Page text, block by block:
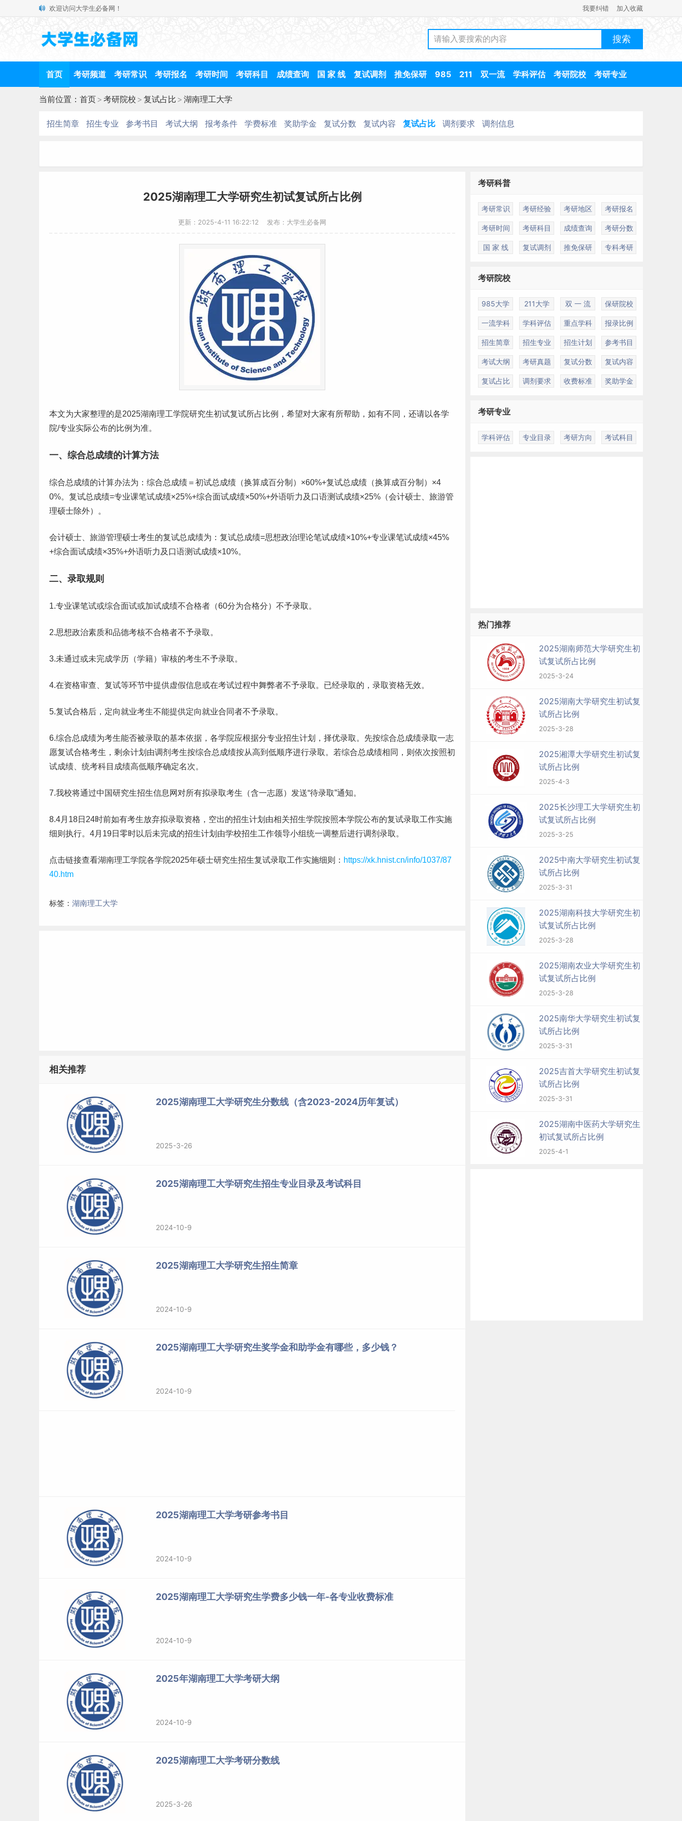
欢迎访问大学生必备网！ 我要纠错 加入收藏
首页 考研频道 考研常识 考研报名 考研时间 考研科目 成绩查询 国 家 线 复试调剂 推免保研 985 211 双一流 学科评估 考研院校 考研专业
当前位置： 首页> 考研院校 > 复试占比 > 湖南理工大学
招生简章 招生专业 参考书目 考试大纲 报考条件 学费标准 奖助学金 复试分数 复试内容 复试占比 调剂要求 调剂信息
2025湖南理工大学研究生初试复试所占比例
更新：2025-4-11 16:22:12 发布：大学生必备网
本文为大家整理的是2025湖南理工学院研究生初试复试所占比例，希望对大家有所帮助，如有不同，还请以各学
院/专业实际公布的比例为准。
一、综合总成绩的计算方法
综合总成绩的计算办法为：综合总成绩＝初试总成绩（换算成百分制）×60%+复试总成绩（换算成百分制）×4
0%。复试总成绩=专业课笔试成绩×25%+综合面试成绩×50%+外语听力及口语测试成绩×25%（会计硕士、旅游管
理硕士除外）。
会计硕士、旅游管理硕士考生的复试总成绩为：复试总成绩=思想政治理论笔试成绩×10%+专业课笔试成绩×45%
+综合面试成绩×35%+外语听力及口语测试成绩×10%。
二、录取规则
1.专业课笔试或综合面试或加试成绩不合格者（60分为合格分）不予录取。
2.思想政治素质和品德考核不合格者不予录取。
3.未通过或未完成学历（学籍）审核的考生不予录取。
4.在资格审查、复试等环节中提供虚假信息或在考试过程中舞弊者不予录取。已经录取的，录取资格无效。
5.复试合格后，定向就业考生不能提供定向就业合同者不予录取。
6.综合总成绩为考生能否被录取的基本依据，各学院应根据分专业招生计划，择优录取。先按综合总成绩录取一志
愿复试合格考生，剩余计划由调剂考生按综合总成绩按从高到低顺序进行录取。若综合总成绩相同，则依次按照初
试成绩、统考科目成绩高低顺序确定名次。
7.我校将通过中国研究生招生信息网对所有拟录取考生（含一志愿）发送“待录取”通知。
8.4月18日24时前如有考生放弃拟录取资格，空出的招生计划由相关招生学院按照本学院公布的复试录取工作实施
细则执行。4月19日零时以后未完成的招生计划由学校招生工作领导小组统一调整后进行调剂录取。
点击链接查看湖南理工学院各学院2025年硕士研究生招生复试录取工作实施细则： https://xk.hnist.cn/info/1037/87
40.htm
标签： 湖南理工大学
相关推荐
2025湖南理工大学研究生分数线（含2023-2024历年复试）
2025-3-26
2025湖南理工大学研究生招生专业目录及考试科目
2024-10-9
2025湖南理工大学研究生招生简章
2024-10-9
2025湖南理工大学研究生奖学金和助学金有哪些，多少钱？
2024-10-9
2025湖南理工大学考研参考书目
2024-10-9
2025湖南理工大学研究生学费多少钱一年-各专业收费标准
2024-10-9
2025年湖南理工大学考研大纲
2024-10-9
2025湖南理工大学考研分数线
2025-3-26
考研科普
考研常识 考研经验 考研地区 考研报名
考研时间 考研科目 成绩查询 考研分数
国 家 线 复试调剂 推免保研 专科考研
考研院校
985大学 211大学 双 一 流 保研院校
一流学科 学科评估 重点学科 报录比例
招生简章 招生专业 招生计划 参考书目
考试大纲 考研真题 复试分数 复试内容
复试占比 调剂要求 收费标准 奖助学金
考研专业
学科评估 专业目录 考研方向 考试科目
热门推荐
2025湖南师范大学研究生初
试复试所占比例
2025-3-24
2025湖南大学研究生初试复
试所占比例
2025-3-28
2025湘潭大学研究生初试复
试所占比例
2025-4-3
2025长沙理工大学研究生初
试复试所占比例
2025-3-25
2025中南大学研究生初试复
试所占比例
2025-3-31
2025湖南科技大学研究生初
试复试所占比例
2025-3-28
2025湖南农业大学研究生初
试复试所占比例
2025-3-28
2025南华大学研究生初试复
试所占比例
2025-3-31
2025吉首大学研究生初试复
试所占比例
2025-3-31
2025湖南中医药大学研究生
初试复试所占比例
2025-4-1